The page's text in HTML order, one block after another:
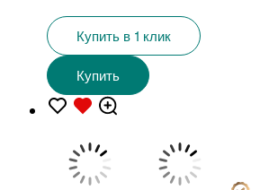
Купить в 1 клик
Купить